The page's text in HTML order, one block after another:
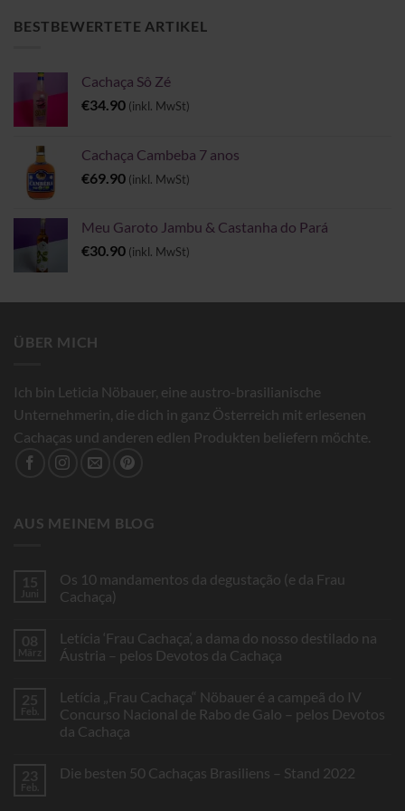
€6.00
BESTBEWERTETE ARTIKEL
Cachaça Sô Zé
€34.90 (inkl. MwSt)
Cachaça Cambeba 7 anos
€69.90 (inkl. MwSt)
Meu Garoto Jambu & Castanha do Pará
€30.90 (inkl. MwSt)
ÜBER MICH
Ich bin Leticia Nöbauer, eine austro-brasilianische
Unternehmerin, die dich in ganz Österreich mit erlesenen
Cachaças und anderen edlen Produkten beliefern möchte.
AUS MEINEM BLOG
15
Juni
Os 10 mandamentos da degustação (e da Frau
Cachaça)
zu
Os
10
degustação
(e
da
Frau
08
März
Letícia ‘Frau Cachaça’, a dama do nosso destilado na
Áustria – pelos Devotos da Cachaça
zu
Letícia
‘Frau
Cachaça’,
do
nosso
25
Feb.
Letícia „Frau Cachaça“ Nöbauer é a campeã do IV
Concurso Nacional de Rabo de Galo – pelos Devotos
da Cachaça
zu
23
Feb.
Die besten 50 Cachaças Brasiliens – Stand 2022